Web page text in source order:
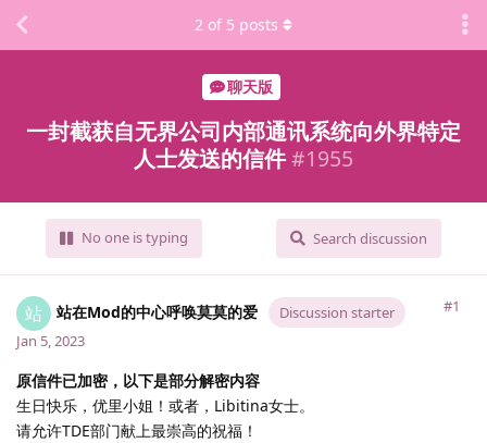
聊天版
一封截获自无界公司内部通讯系统向外界特定
人士发送的信件#1955
No one is typing Search discussion
2 of 5 posts
站 站在Mod的中心呼唤莫莫的爱 Discussion starter
#1
Jan 5, 2023
原信件已加密，以下是部分解密内容
生日快乐，优里小姐！或者，Libitina女士。
请允许TDE部门献上最崇高的祝福！